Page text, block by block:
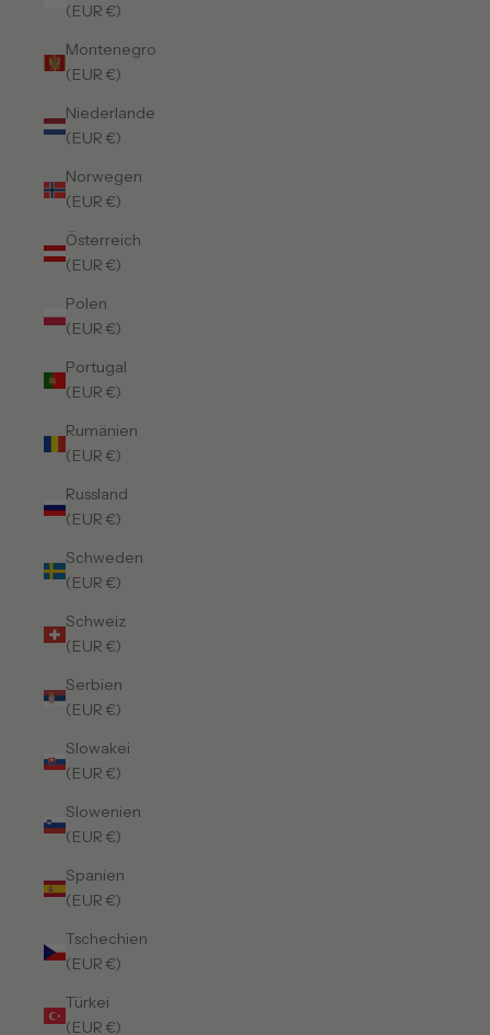
(EUR €)
Montenegro
(EUR €)
Niederlande
(EUR €)
Norwegen
(EUR €)
Österreich
(EUR €)
Polen
(EUR €)
Portugal
(EUR €)
Rumänien
(EUR €)
Russland
(EUR €)
Schweden
(EUR €)
Schweiz
(EUR €)
Serbien
(EUR €)
Slowakei
(EUR €)
Slowenien
(EUR €)
Spanien
(EUR €)
Tschechien
(EUR €)
Türkei
(EUR €)